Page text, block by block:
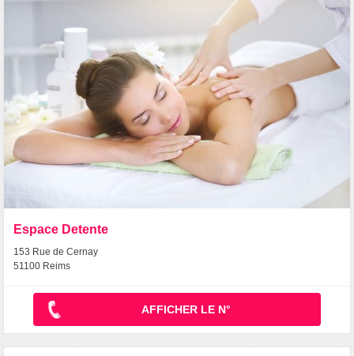
Espace Detente
153 Rue de Cernay
51100 Reims
AFFICHER LE N°